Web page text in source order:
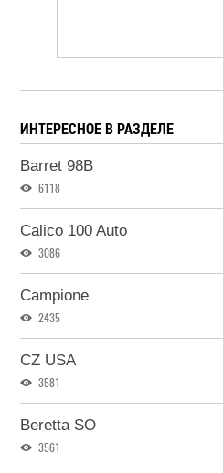
ИНТЕРЕСНОЕ В РАЗДЕЛЕ
Barret 98B
6118
Calico 100 Auto
3086
Campione
2435
CZ USA
3581
Beretta SO
3561